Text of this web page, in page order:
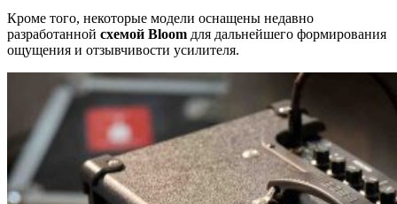
Кроме того, некоторые модели оснащены недавно
разработанной схемой Bloom для дальнейшего формирования
ощущения и отзывчивости усилителя.